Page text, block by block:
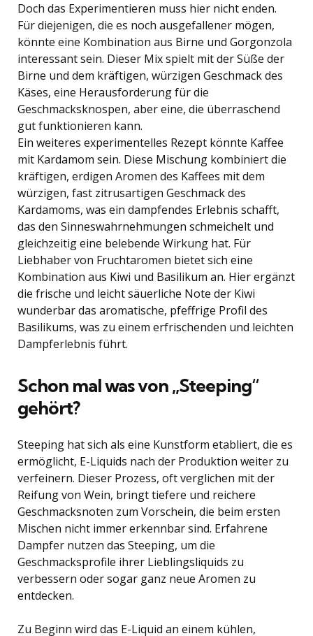
Doch das Experimentieren muss hier nicht enden.
Für diejenigen, die es noch ausgefallener mögen,
könnte eine Kombination aus Birne und Gorgonzola
interessant sein. Dieser Mix spielt mit der Süße der
Birne und dem kräftigen, würzigen Geschmack des
Käses, eine Herausforderung für die
Geschmacksknospen, aber eine, die überraschend
gut funktionieren kann.
Ein weiteres experimentelles Rezept könnte Kaffee
mit Kardamom sein. Diese Mischung kombiniert die
kräftigen, erdigen Aromen des Kaffees mit dem
würzigen, fast zitrusartigen Geschmack des
Kardamoms, was ein dampfendes Erlebnis schafft,
das den Sinneswahrnehmungen schmeichelt und
gleichzeitig eine belebende Wirkung hat. Für
Liebhaber von Fruchtaromen bietet sich eine
Kombination aus Kiwi und Basilikum an. Hier ergänzt
die frische und leicht säuerliche Note der Kiwi
wunderbar das aromatische, pfeffrige Profil des
Basilikums, was zu einem erfrischenden und leichten
Dampferlebnis führt.
Schon mal was von „Steeping“
gehört?
Steeping hat sich als eine Kunstform etabliert, die es
ermöglicht, E-Liquids nach der Produktion weiter zu
verfeinern. Dieser Prozess, oft verglichen mit der
Reifung von Wein, bringt tiefere und reichere
Geschmacksnoten zum Vorschein, die beim ersten
Mischen nicht immer erkennbar sind. Erfahrene
Dampfer nutzen das Steeping, um die
Geschmacksprofile ihrer Lieblingsliquids zu
verbessern oder sogar ganz neue Aromen zu
entdecken.
Zu Beginn wird das E-Liquid an einem kühlen,